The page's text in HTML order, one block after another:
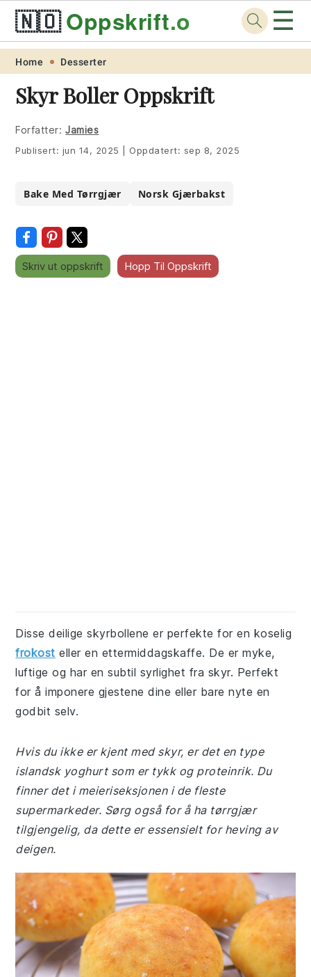
Skip
primary
navigation
Skip
main
content
Skip
primary
sidebar
Skip
footer
🇳🇴Oppskrift.org ☰
Home Desserter
Skyr Boller Oppskrift
Forfatter: Jamies
Publisert: jun 14, 2025 Oppdatert: sep 8, 2025
Bake Med Tørrgjær Norsk Gjærbakst
Skriv ut oppskrift Hopp Til Oppskrift
Disse deilige skyrbollene er perfekte for en koselig
frokost eller en ettermiddagskaffe. De er myke,
luftige og har en subtil syrlighet fra skyr. Perfekt
for å imponere gjestene dine eller bare nyte en
godbit selv.
Hvis du ikke er kjent med skyr, er det en type
islandsk yoghurt som er tykk og proteinrik. Du
finner det i meieriseksjonen i de fleste
supermarkeder. Sørg også for å ha tørrgjær
tilgjengelig, da dette er essensielt for heving av
deigen.